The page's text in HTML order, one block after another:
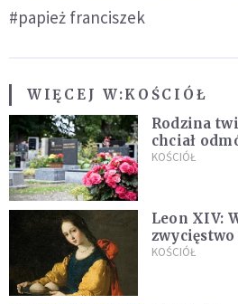
#papież franciszek
WIĘCEJ W:KOŚCIÓŁ
Rodzina
chciał
zapowiada
KOŚCIÓŁ
Leon XIV:
KOŚCIÓŁ